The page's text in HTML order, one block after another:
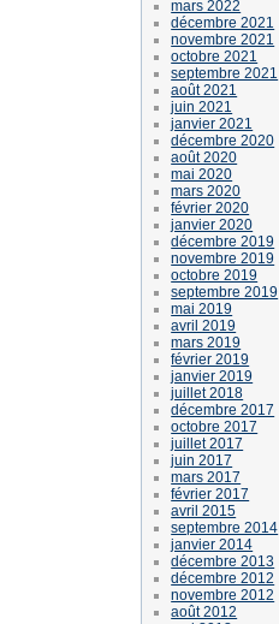
mars 2022
décembre 2021
novembre 2021
octobre 2021
septembre 2021
août 2021
juin 2021
janvier 2021
décembre 2020
août 2020
mai 2020
mars 2020
février 2020
janvier 2020
décembre 2019
novembre 2019
octobre 2019
septembre 2019
mai 2019
avril 2019
mars 2019
février 2019
janvier 2019
juillet 2018
décembre 2017
octobre 2017
juillet 2017
juin 2017
mars 2017
février 2017
avril 2015
septembre 2014
janvier 2014
décembre 2013
décembre 2012
novembre 2012
août 2012